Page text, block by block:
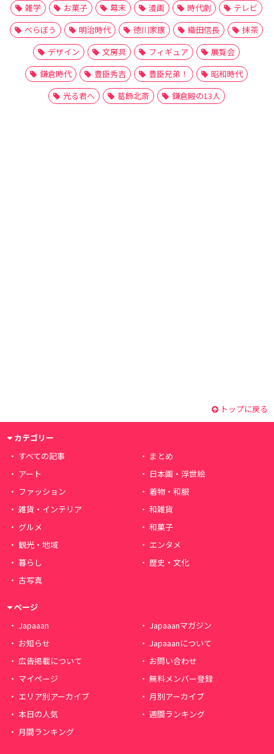
雑学
お菓子 幕末 漫画 時代劇
テレビ
べらぼう
明治時代 徳川家康 織田信長
抹茶
デザイン
文房具 フィギュア
展覧会
鎌倉時代
豊臣秀吉 豊臣兄弟！
昭和時代
光る君へ
葛飾北斎 鎌倉殿の13人
トップに戻る
カテゴリー
すべての記事
まとめ
アート
日本画・浮世絵
ファッション
着物・和服
雑貨・インテリア
和雑貨
グルメ
和菓子
観光・地域
エンタメ
暮らし
歴史・文化
古写真
ページ
Japaaan
Japaaanマガジン
お知らせ
Japaaanについて
広告掲載について
お問い合わせ
マイページ
無料メンバー登録
エリア別アーカイブ
月別アーカイブ
本日の人気
週間ランキング
月間ランキング